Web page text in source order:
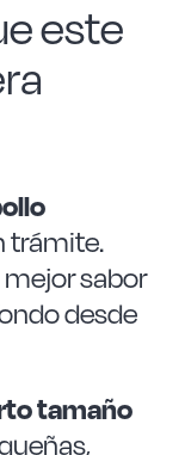
este
trámite.
mejor sabor
desde
tamaño